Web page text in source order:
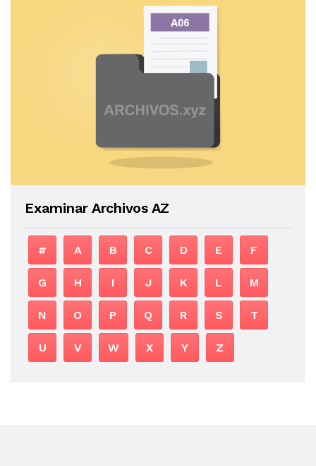
Examinar Archivos AZ
# A B C D E F
G H I J K L M
N O P Q R S T
U V W X Y Z